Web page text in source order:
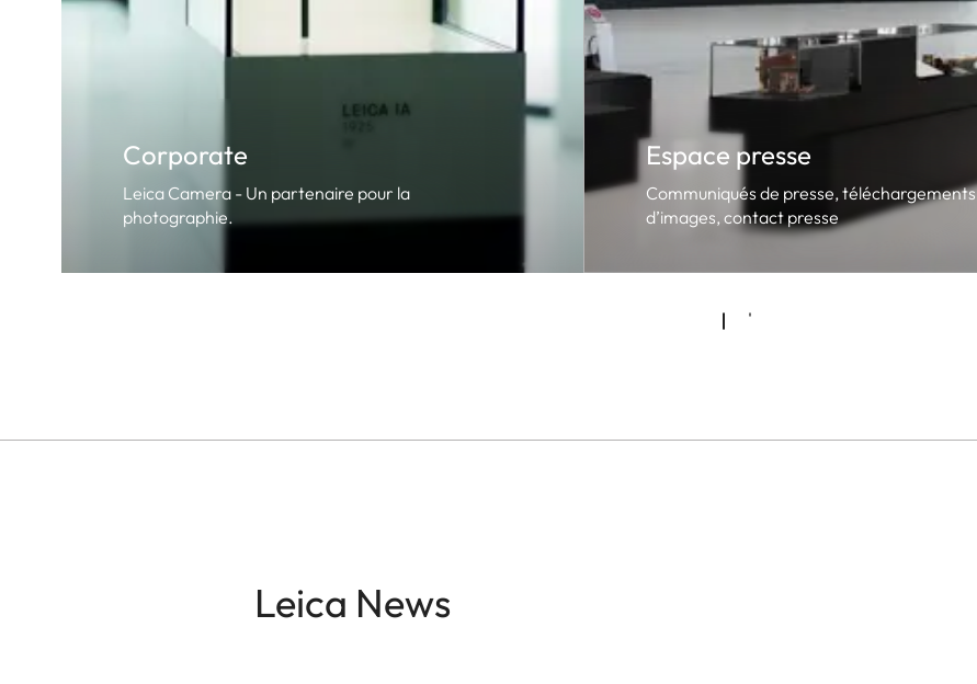
Corporate
Leica Camera - Un partenaire pour la
photographie.
Espace presse
Communiqués de presse, téléchargements
d’images, contact presse
Leica News